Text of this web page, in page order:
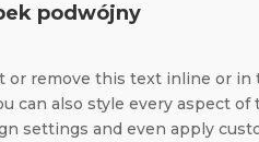
podwójny
or remove this text inline or in
can also style every aspect of
settings and even apply